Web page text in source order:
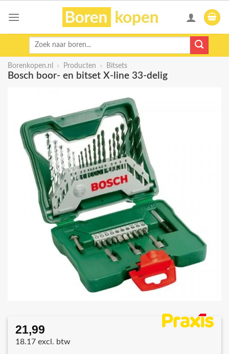
Zoeken
Borenkopen.nl » Producten » Bitsets
Bosch boor- en bitset X-line 33-delig
21,99
18.17 excl. btw